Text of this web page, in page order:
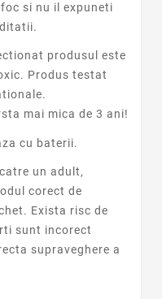
si nu il expuneti
produsul este
Produs testat
mai mica de 3 ani!
cu baterii.
un adult,
corect de
Exista risc de
sunt incorect
supraveghere a